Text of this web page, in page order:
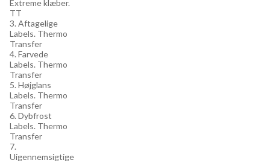
Extreme klæber.
TT
3. Aftagelige
Labels. Thermo
Transfer
4. Farvede
Labels. Thermo
Transfer
5. Højglans
Labels. Thermo
Transfer
6. Dybfrost
Labels. Thermo
Transfer
7.
Uigennemsigtige